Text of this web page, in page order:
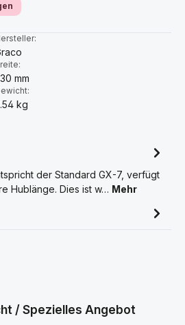
mm
kg
der Standard GX-7, verfügt
Hublänge. Dies ist w… Mehr
/ Spezielles Angebot